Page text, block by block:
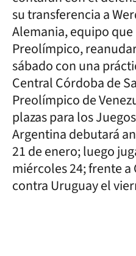
su transferencia a
Alemania, equipo
Preolímpico,
sábado con una
Central Córdoba de
Preolímpico de
plazas para los
Argentina debutará
21 de enero; luego
miércoles 24; frente a
contra Uruguay el